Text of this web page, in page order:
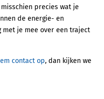
precies wat je
de energie- en
je mee over een traject
contact op, dan kijken we